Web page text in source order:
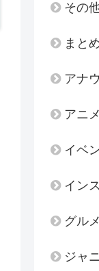
その
まと
アナ
アニ
イベ
イン
グルメ
ジャ